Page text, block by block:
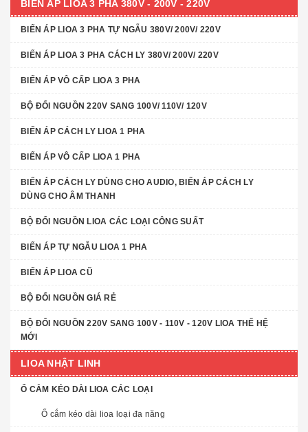
BIẾN ÁP LIOA 3 PHA 380V - 200V - 220V
BIẾN ÁP LIOA 3 PHA TỰ NGẪU 380V/ 200V/ 220V
BIẾN ÁP LIOA 3 PHA CÁCH LY 380V/ 200V/ 220V
BIẾN ÁP VÔ CẤP LIOA 3 PHA
BỘ ĐỔI NGUỒN 220V SANG 100V/ 110V/ 120V
BIẾN ÁP CÁCH LY LIOA 1 PHA
BIẾN ÁP VÔ CẤP LIOA 1 PHA
BIẾN ÁP CÁCH LY DÙNG CHO AUDIO, BIẾN ÁP CÁCH LY
DÙNG CHO ÂM THANH
BỘ ĐỔI NGUỒN LIOA CÁC LOẠI CÔNG SUẤT
BIẾN ÁP TỰ NGẪU LIOA 1 PHA
BIẾN ÁP LIOA CŨ
BỘ ĐỔI NGUỒN GIÁ RẺ
BỘ ĐỔI NGUỒN 220V SANG 100V - 110V - 120V LIOA THẾ HỆ
MỚI
LIOA NHẬT LINH
Ổ CẮM KÉO DÀI LIOA CÁC LOẠI
Ổ cắm kéo dài lioa loại đa năng